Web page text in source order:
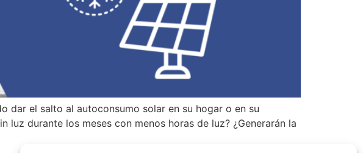
dar el salto al autoconsumo solar en su hogar o en su
luz durante los meses con menos horas de luz? ¿Generarán la